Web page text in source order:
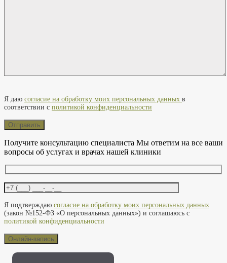
Я даю согласие на обработку моих персональных данных в
соответствии с политикой конфиденциальности
Получите консультацию специалиста Мы ответим на все ваши
вопросы об услугах и врачах нашей клиники
Я подтверждаю согласие на обработку моих персональных данных
(закон №152-ФЗ «О персональных данных») и соглашаюсь с
политикой конфиденциальности